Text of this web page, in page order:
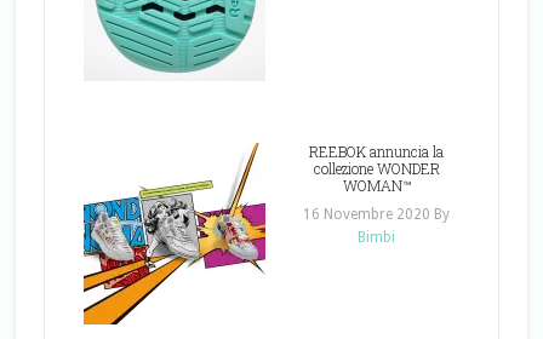
REEBOK annuncia la
collezione WONDER
WOMAN™
16 Novembre 2020 By
Bimbi